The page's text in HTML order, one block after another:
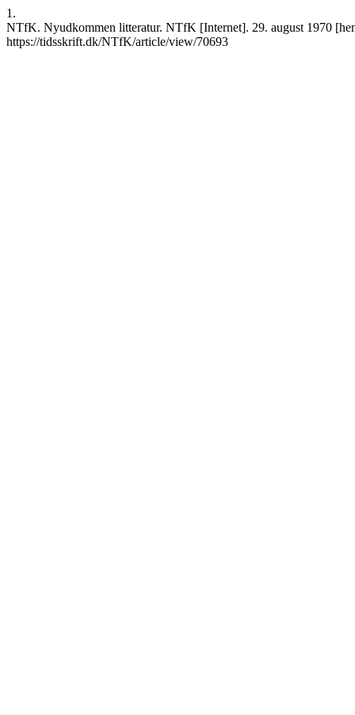
1.
NTfK. Nyudkommen litteratur. NTfK [Internet]. 29. august 1970
https://tidsskrift.dk/NTfK/article/view/70693